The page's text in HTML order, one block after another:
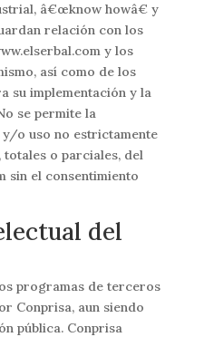
â€œknow howâ€ y
relación con los
y los
así­ como de los
su implementación y la
se permite la
o uso no estrictamente
o parciales, del
sin el consentimiento
del
programas de terceros
Conprisa, aun siendo
pública. Conprisa